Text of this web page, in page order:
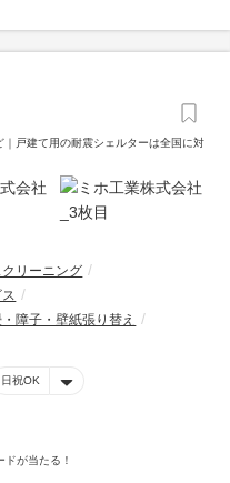
戸建て用の耐震シェルターは全国に対
リーニング
障子・壁紙張り替え
日祝OK
が当たる！